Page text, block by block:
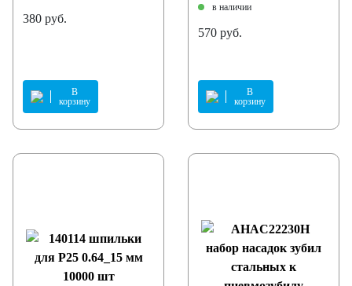
380 руб.
В
корзину
в наличии
570 руб.
В
корзину